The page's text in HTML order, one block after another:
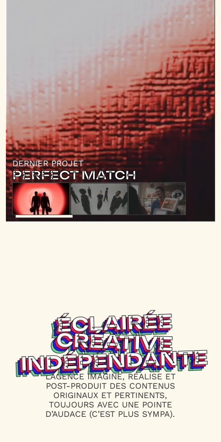
DERNIER PROJET
PERFECT MATCH
ÉCLAIRÉE
ÉCLAIRÉE
ÉCLAIRÉE
ÉCLAIRÉE
CRÉATIVE
CRÉATIVE
CRÉATIVE
CRÉATIVE
INDÉPENDANTE
INDÉPENDANTE
INDÉPENDANTE
INDÉPENDANTE
L’AGENCE IMAGINE, RÉALISE ET
POST-PRODUIT DES CONTENUS
ORIGINAUX ET PERTINENTS,
TOUJOURS AVEC UNE POINTE
D’AUDACE (C’EST PLUS SYMPA).